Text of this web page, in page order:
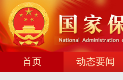
首页 动态要闻